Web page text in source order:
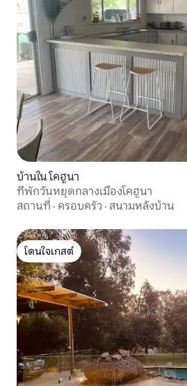
บ้านใน โคฮูนา
ที่พักวันหยุดกลางเมืองโคฮูนา
สถานที่ · ครอบครัว · สนามหลังบ้าน
โดนใจเกสต์
โดนใจเกสต์